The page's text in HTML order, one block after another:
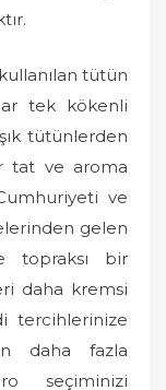
tütün
tek kökenli
tütünlerden
tat ve aroma
ve
gelen
topraksı bir
daha kremsi
tercihlerinize
daha fazla
seçiminizi